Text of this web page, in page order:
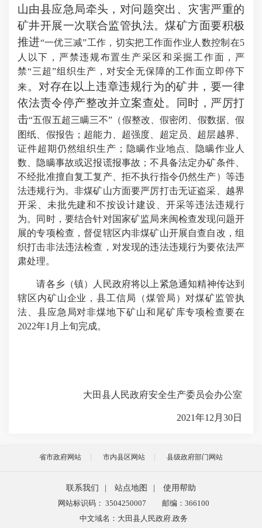
山由县应急局牵头，对问题突出、灾害严重的
矿井开展一次联合监管执法。煤矿方面要积极
推进“一优三减”工作，切实把工作面作业人数控制在5
人以下，严禁违规布置生产采区和采掘工作面，严
禁“三超”组织生产， 对安全无保障的工作面立即停下
来。对存在以上违章违规行为的矿井，要一律
依法责令停产整改并立案查处。同时，严厉打
击“五假五超三瞒三不”（假整改、假密闭、假数据、假
图纸、假报告；超能力、超强度、超定员、超层越界、
证件超期仍然组织生产；隐瞒作业地点、隐瞒作业人
数、隐瞒事故或迟报谎报事故；不具备法定办矿条件、
不经批准擅自复工复产、拒不执行指令仍然生产）等违
法违规行为。非煤矿山方面要严厉打击无证盗采、越界
开采、未批先建和不按设计建设、开采等违法违规行
为。同时，要结合针对国家矿监局来闽检查发现问题开
展的专项检查，督促辖区内非煤矿山开展自查自改，组
织打击非法违法检查，对发现的违法违规行为要依法严
肃处理。
请各乡（镇）人民政府将以上紧急通知精神传达到
辖区内矿山企业，县工信局（煤管局）对煤矿监管执
法、县应急局对非煤地下矿山和尾矿库专项检查要在
2022年1月上旬完成。
大田县人民政府安全生产委员会办公室
2021年12月30日
省市政府网站 市内县区网站 县级政府部门网站
联系我们 站点地图
使用帮助
网站标识码： 3504250007
邮编：366100
中文域名：大田县人民政府.政务